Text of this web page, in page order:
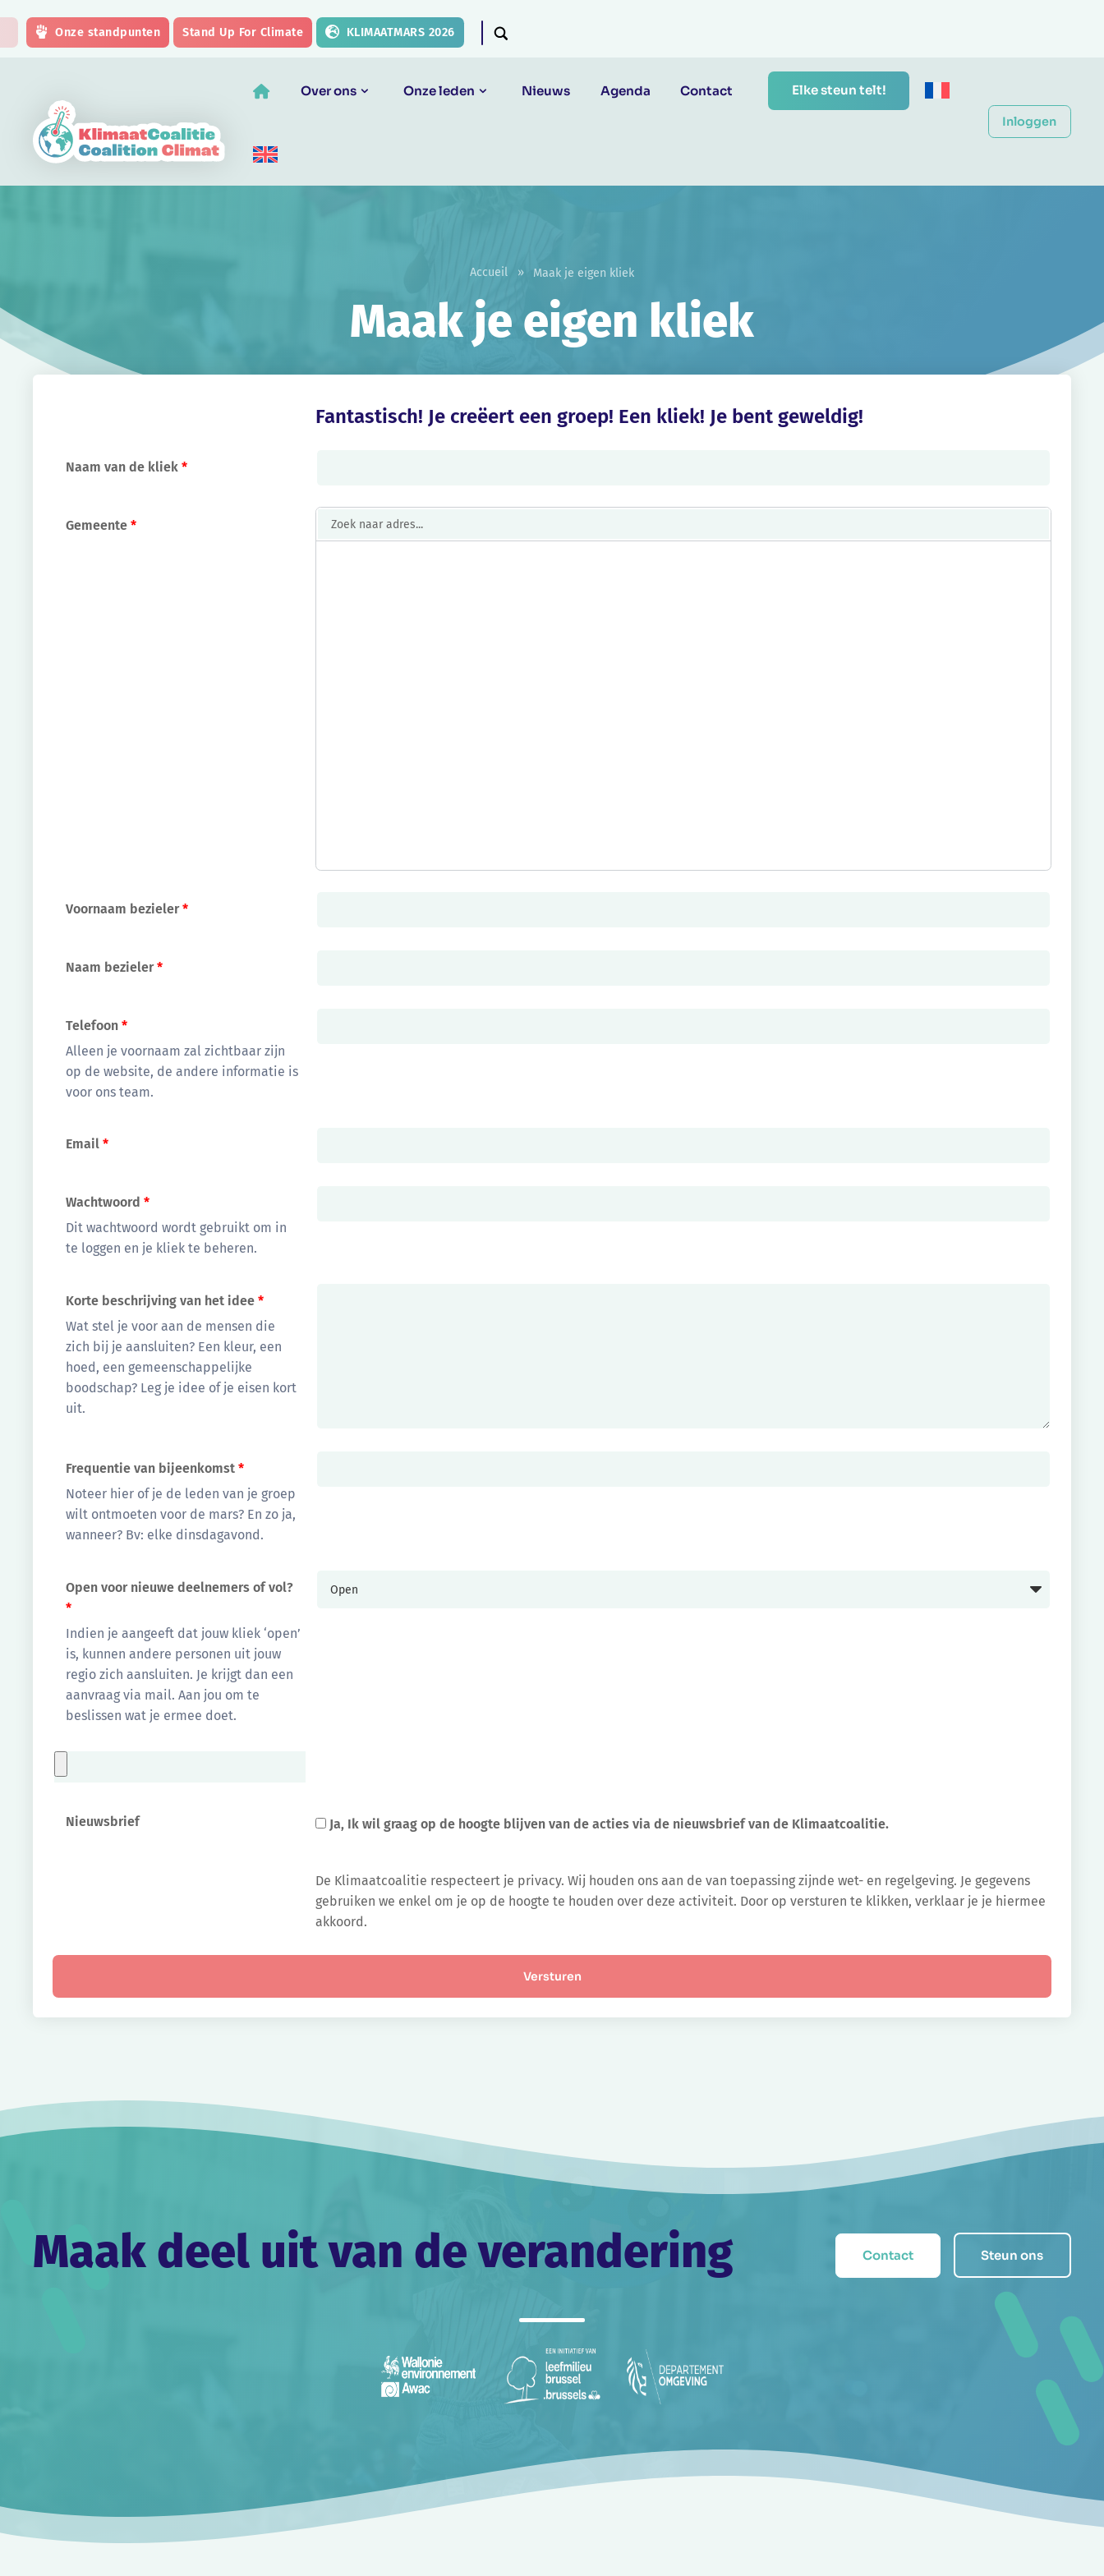
Onze standpunten Stand Up For Climate KLIMAATMARS 2026
Over ons Onze leden Nieuws Agenda Contact Elke steun telt!
Inloggen
Maak je eigen kliek
Accueil » Maak je eigen kliek
Fantastisch! Je creëert een groep! Een kliek! Je bent geweldig!
Naam van de kliek*
Gemeente*
Voornaam bezieler*
Naam bezieler*
Telefoon*
Alleen je voornaam zal zichtbaar zijn
op de website, de andere informatie is
voor ons team.
Email*
Wachtwoord*
Dit wachtwoord wordt gebruikt om in
te loggen en je kliek te beheren.
Korte beschrijving van het idee*
Wat stel je voor aan de mensen die
zich bij je aansluiten? Een kleur, een
hoed, een gemeenschappelijke
boodschap? Leg je idee of je eisen kort
uit.
Frequentie van bijeenkomst*
Noteer hier of je de leden van je groep
wilt ontmoeten voor de mars? En zo ja,
wanneer? Bv: elke dinsdagavond.
Open voor nieuwe deelnemers of vol?
*
Indien je aangeeft dat jouw kliek ‘open’
is, kunnen andere personen uit jouw
regio zich aansluiten. Je krijgt dan een
aanvraag via mail. Aan jou om te
beslissen wat je ermee doet.
Nieuwsbrief Ja, Ik wil graag op de hoogte blijven van de acties via de nieuwsbrief van de Klimaatcoalitie.
De Klimaatcoalitie respecteert je privacy. Wij houden ons aan de van toepassing zijnde wet- en regelgeving. Je gegevens
gebruiken we enkel om je op de hoogte te houden over deze activiteit. Door op versturen te klikken, verklaar je je hiermee
akkoord.
Maak deel uit van de verandering Contact Steun ons